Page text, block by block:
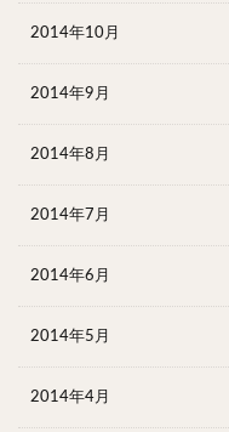
2014年10月
2014年9月
2014年8月
2014年7月
2014年6月
2014年5月
2014年4月